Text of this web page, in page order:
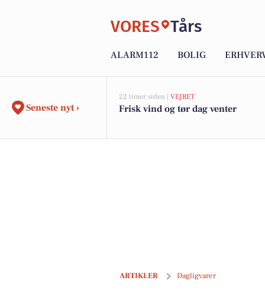
VORES Tårs
ALARM112 BOLIG
Seneste nyt ›
22 timer siden | VEJRET
Frisk vind og tør dag venter
ARTIKLER Dagligvarer
Oversigt over næste uges tilbud på